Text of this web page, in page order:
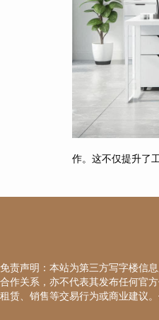
作。这不仅提升了
免责声明：本站为第三方写字楼信
合作关系，亦不代表其发布任何官
租赁、销售等交易行为或商业建议